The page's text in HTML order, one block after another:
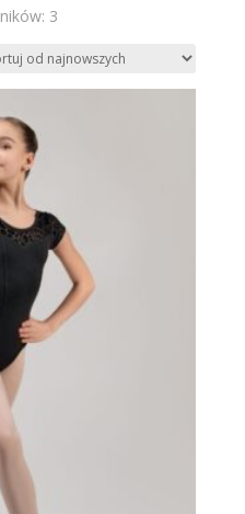
3Posortowane
najnowszych